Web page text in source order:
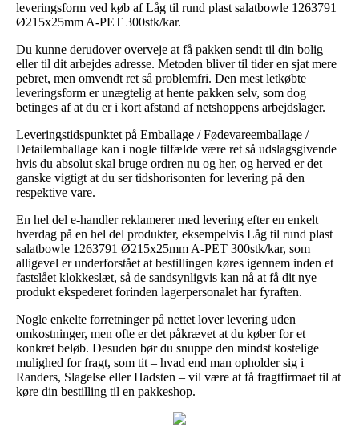
leveringsform ved køb af Låg til rund plast salatbowle 1263791
Ø215x25mm A-PET 300stk/kar.
Du kunne derudover overveje at få pakken sendt til din bolig
eller til dit arbejdes adresse. Metoden bliver til tider en sjat mere
pebret, men omvendt ret så problemfri. Den mest letkøbte
leveringsform er unægtelig at hente pakken selv, som dog
betinges af at du er i kort afstand af netshoppens arbejdslager.
Leveringstidspunktet på Emballage / Fødevareemballage /
Detailemballage kan i nogle tilfælde være ret så udslagsgivende
hvis du absolut skal bruge ordren nu og her, og herved er det
ganske vigtigt at du ser tidshorisonten for levering på den
respektive vare.
En hel del e-handler reklamerer med levering efter en enkelt
hverdag på en hel del produkter, eksempelvis Låg til rund plast
salatbowle 1263791 Ø215x25mm A-PET 300stk/kar, som
alligevel er underforstået at bestillingen køres igennem inden et
fastslået klokkeslæt, så de sandsynligvis kan nå at få dit nye
produkt ekspederet forinden lagerpersonalet har fyraften.
Nogle enkelte forretninger på nettet lover levering uden
omkostninger, men ofte er det påkrævet at du køber for et
konkret beløb. Desuden bør du snuppe den mindst kostelige
mulighed for fragt, som tit – hvad end man opholder sig i
Randers, Slagelse eller Hadsten – vil være at få fragtfirmaet til at
køre din bestilling til en pakkeshop.